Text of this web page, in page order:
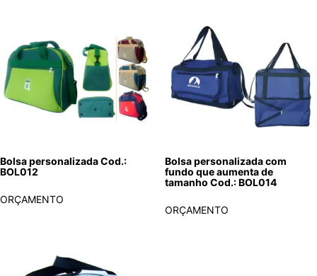
Bolsa personalizada Cod.:
BOL012
ORÇAMENTO
Bolsa personalizada com
fundo que aumenta de
tamanho Cod.: BOL014
ORÇAMENTO